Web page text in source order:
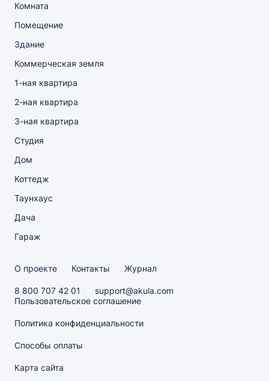
Комната
Помещение
Здание
Коммерческая земля
1-ная квартира
2-ная квартира
3-ная квартира
Студия
Дом
Коттедж
Таунхаус
Дача
Гараж
О проекте Контакты Журнал
8 800 707 42 01
support@akula.com
Пользовательское соглашение
Политика конфиденциальности
Способы оплаты
Карта сайта